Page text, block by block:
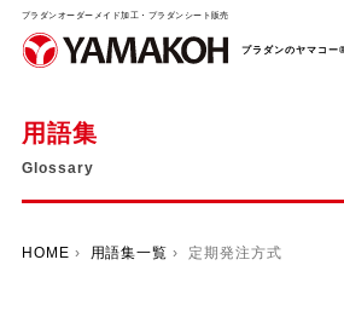
プラダンオーダーメイド加工・プラダンシート販売
プラダンのヤマコー
用語集
Glossary
HOME › 用語集一覧 › 定期発注方式